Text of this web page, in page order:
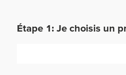
Étape 1: Je choisis un